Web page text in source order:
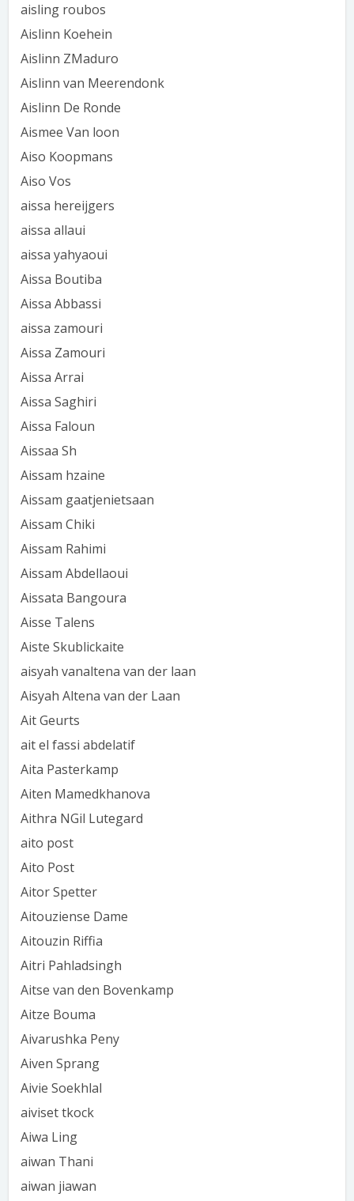
aisling roubos
Aislinn Koehein
Aislinn ZMaduro
Aislinn van Meerendonk
Aislinn De Ronde
Aismee Van loon
Aiso Koopmans
Aiso Vos
aissa hereijgers
aissa allaui
aissa yahyaoui
Aissa Boutiba
Aissa Abbassi
aissa zamouri
Aissa Zamouri
Aissa Arrai
Aissa Saghiri
Aissa Faloun
Aissaa Sh
Aissam hzaine
Aissam gaatjenietsaan
Aissam Chiki
Aissam Rahimi
Aissam Abdellaoui
Aissata Bangoura
Aisse Talens
Aiste Skublickaite
aisyah vanaltena van der laan
Aisyah Altena van der Laan
Ait Geurts
ait el fassi abdelatif
Aita Pasterkamp
Aiten Mamedkhanova
Aithra NGil Lutegard
aito post
Aito Post
Aitor Spetter
Aitouziense Dame
Aitouzin Riffia
Aitri Pahladsingh
Aitse van den Bovenkamp
Aitze Bouma
Aivarushka Peny
Aiven Sprang
Aivie Soekhlal
aiviset tkock
Aiwa Ling
aiwan Thani
aiwan jiawan